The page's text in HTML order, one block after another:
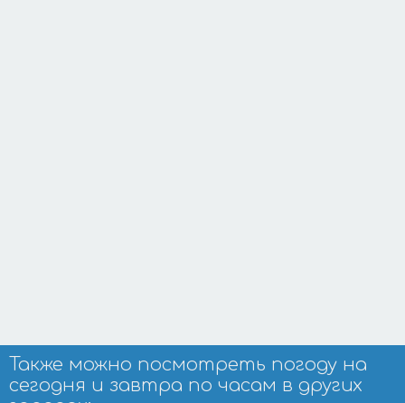
Также можно посмотреть погоду на
сегодня и завтра по часам в других